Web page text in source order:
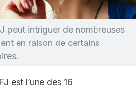
peut intriguer de nombreuses
en raison de certains
est l’une des 16